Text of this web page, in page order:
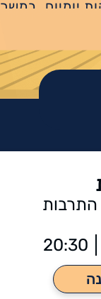
יומיום, במשך
התרבות
20:30